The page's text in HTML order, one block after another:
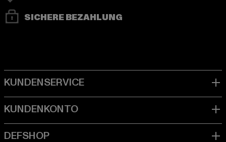
SICHERE BEZAHLUNG